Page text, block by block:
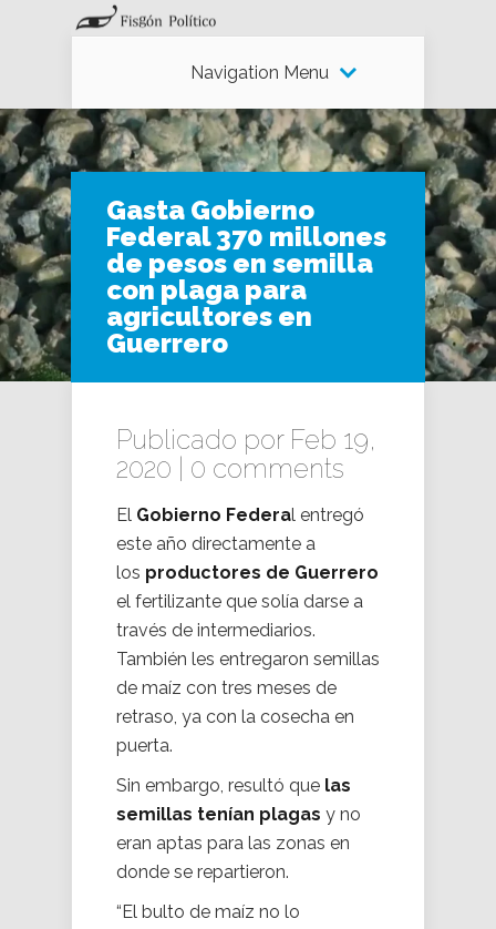
Navigation Menu
Gasta Gobierno
Federal 370 millones
de pesos en semilla
con plaga para
agricultores en
Guerrero
Publicado por Feb 19,
2020 | 0 comments
El Gobierno Federal entregó
este año directamente a
los productores de Guerrero
el fertilizante que solía darse a
través de intermediarios.
También les entregaron semillas
de maíz con tres meses de
retraso, ya con la cosecha en
puerta.
Sin embargo, resultó que las
semillas tenían plagas y no
eran aptas para las zonas en
donde se repartieron.
“El bulto de maíz no lo